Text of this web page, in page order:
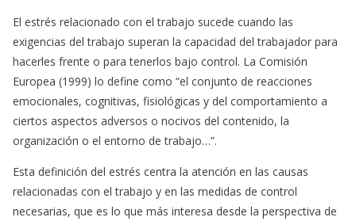
El estrés relacionado con el trabajo sucede cuando las
exigencias del trabajo superan la capacidad del trabajador para
hacerles frente o para tenerlos bajo control. La Comisión
Europea (1999) lo define como “el conjunto de reacciones
emocionales, cognitivas, fisiológicas y del comportamiento a
ciertos aspectos adversos o nocivos del contenido, la
organización o el entorno de trabajo…”.
Esta definición del estrés centra la atención en las causas
relacionadas con el trabajo y en las medidas de control
necesarias, que es lo que más interesa desde la perspectiva de